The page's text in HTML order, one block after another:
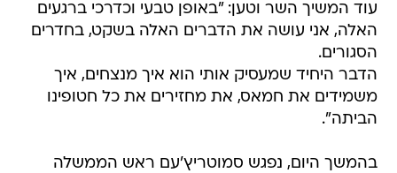
עוד המשיך השר וטען: "באופן טבעי וכדרכי ברגעים
האלה, אני עושה את הדברים האלה בשקט, בחדרים
הסגורים.
הדבר היחיד שמעסיק אותי הוא איך מנצחים, איך
משמידים את חמאס, את מחזירים את כל חטופינו
הביתה".
בהמשך היום, נפגש סמוטריץ'עם ראש הממשלה